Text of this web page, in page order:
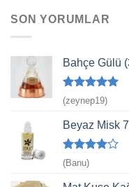
SON YORUMLAR
Bahçe Gülü
5 üzerinden
5
oy aldı
(zeynep19)
Beyaz Misk
5
üzerinden
4 oy aldı
(Banu)